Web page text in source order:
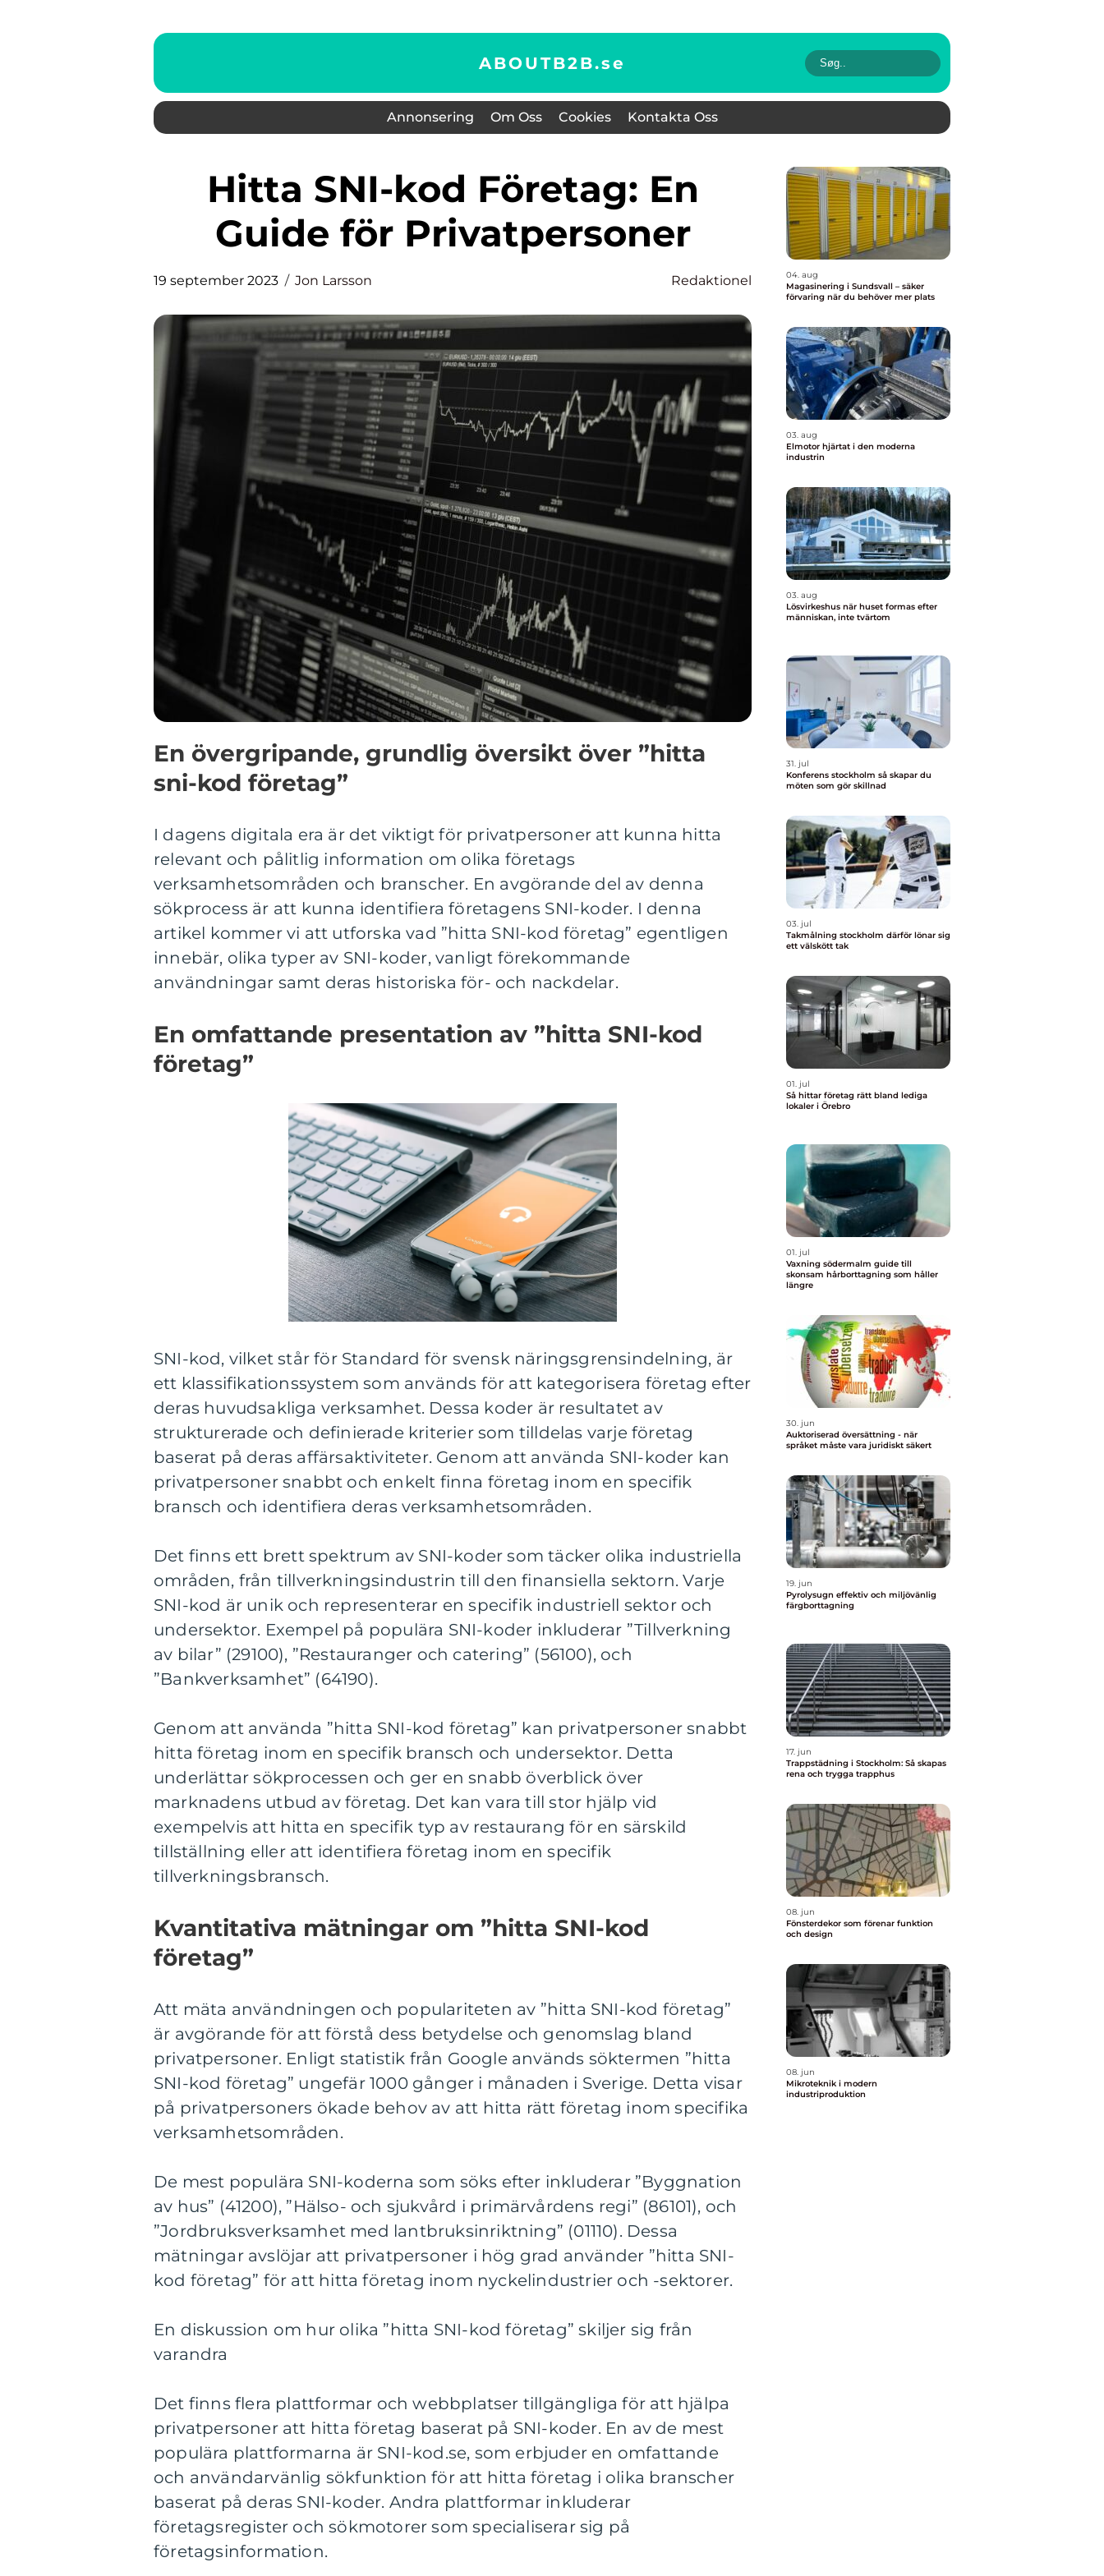
ABOUTB2B.se
Annonsering Om Oss Cookies Kontakta Oss
Hitta SNI-kod Företag: En
Guide för Privatpersoner
19 september 2023 Jon Larsson Redaktionel
En övergripande, grundlig översikt över ”hitta
sni-kod företag”
I dagens digitala era är det viktigt för privatpersoner att kunna hitta
relevant och pålitlig information om olika företags
verksamhetsområden och branscher. En avgörande del av denna
sökprocess är att kunna identifiera företagens SNI-koder. I denna
artikel kommer vi att utforska vad ”hitta SNI-kod företag” egentligen
innebär, olika typer av SNI-koder, vanligt förekommande
användningar samt deras historiska för- och nackdelar.
En omfattande presentation av ”hitta SNI-kod
företag”
SNI-kod, vilket står för Standard för svensk näringsgrensindelning, är
ett klassifikationssystem som används för att kategorisera företag efter
deras huvudsakliga verksamhet. Dessa koder är resultatet av
strukturerade och definierade kriterier som tilldelas varje företag
baserat på deras affärsaktiviteter. Genom att använda SNI-koder kan
privatpersoner snabbt och enkelt finna företag inom en specifik
bransch och identifiera deras verksamhetsområden.
Det finns ett brett spektrum av SNI-koder som täcker olika industriella
områden, från tillverkningsindustrin till den finansiella sektorn. Varje
SNI-kod är unik och representerar en specifik industriell sektor och
undersektor. Exempel på populära SNI-koder inkluderar ”Tillverkning
av bilar” (29100), ”Restauranger och catering” (56100), och
”Bankverksamhet” (64190).
Genom att använda ”hitta SNI-kod företag” kan privatpersoner snabbt
hitta företag inom en specifik bransch och undersektor. Detta
underlättar sökprocessen och ger en snabb överblick över
marknadens utbud av företag. Det kan vara till stor hjälp vid
exempelvis att hitta en specifik typ av restaurang för en särskild
tillställning eller att identifiera företag inom en specifik
tillverkningsbransch.
Kvantitativa mätningar om ”hitta SNI-kod
företag”
Att mäta användningen och populariteten av ”hitta SNI-kod företag”
är avgörande för att förstå dess betydelse och genomslag bland
privatpersoner. Enligt statistik från Google används söktermen ”hitta
SNI-kod företag” ungefär 1000 gånger i månaden i Sverige. Detta visar
på privatpersoners ökade behov av att hitta rätt företag inom specifika
verksamhetsområden.
De mest populära SNI-koderna som söks efter inkluderar ”Byggnation
av hus” (41200), ”Hälso- och sjukvård i primärvårdens regi” (86101), och
”Jordbruksverksamhet med lantbruksinriktning” (01110). Dessa
mätningar avslöjar att privatpersoner i hög grad använder ”hitta SNI-
kod företag” för att hitta företag inom nyckelindustrier och -sektorer.
En diskussion om hur olika ”hitta SNI-kod företag” skiljer sig från
varandra
Det finns flera plattformar och webbplatser tillgängliga för att hjälpa
privatpersoner att hitta företag baserat på SNI-koder. En av de mest
populära plattformarna är SNI-kod.se, som erbjuder en omfattande
och användarvänlig sökfunktion för att hitta företag i olika branscher
baserat på deras SNI-koder. Andra plattformar inkluderar
företagsregister och sökmotorer som specialiserar sig på
företagsinformation.
04. aug
Magasinering i Sundsvall – säker
förvaring när du behöver mer plats
03. aug
Elmotor hjärtat i den moderna
industrin
03. aug
Lösvirkeshus när huset formas efter
människan, inte tvärtom
31. jul
Konferens stockholm så skapar du
möten som gör skillnad
03. jul
Takmålning stockholm därför lönar sig
ett välskött tak
01. jul
Så hittar företag rätt bland lediga
lokaler i Örebro
01. jul
Vaxning södermalm guide till
skonsam hårborttagning som håller
längre
30. jun
Auktoriserad översättning - när
språket måste vara juridiskt säkert
19. jun
Pyrolysugn effektiv och miljövänlig
färgborttagning
17. jun
Trappstädning i Stockholm: Så skapas
rena och trygga trapphus
08. jun
Fönsterdekor som förenar funktion
och design
08. jun
Mikroteknik i modern
industriproduktion